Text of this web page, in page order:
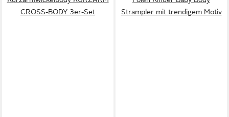
CROSS-BODY 3er-Set
Strampler mit trendigem Motiv